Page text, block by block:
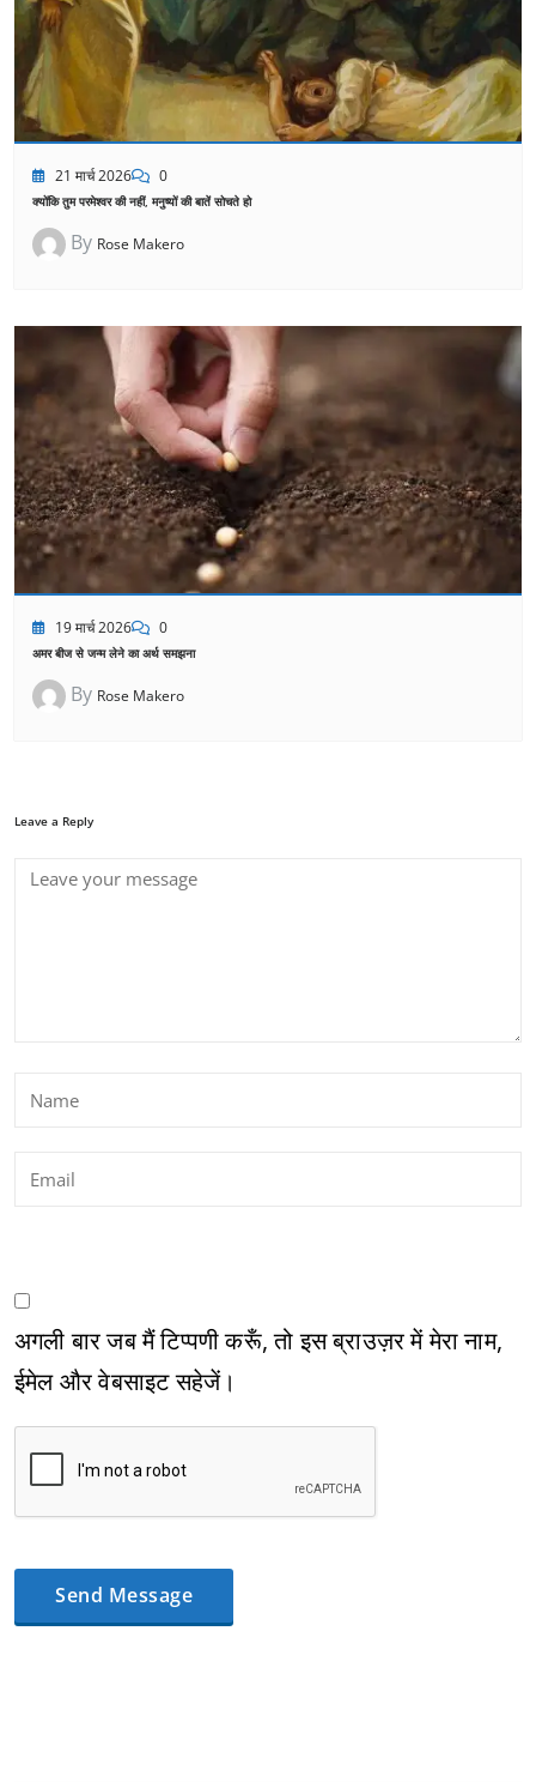
21 मार्च 2026 0
क्योंकि तुम परमेश्वर की नहीं, मनुष्यों की बातें सोचते हो
By Rose Makero
19 मार्च 2026 0
अमर बीज से जन्म लेने का अर्थ समझना
By Rose Makero
Leave a Reply
अगली बार जब मैं टिप्पणी करूँ, तो इस ब्राउज़र में मेरा नाम,
ईमेल और वेबसाइट सहेजें।